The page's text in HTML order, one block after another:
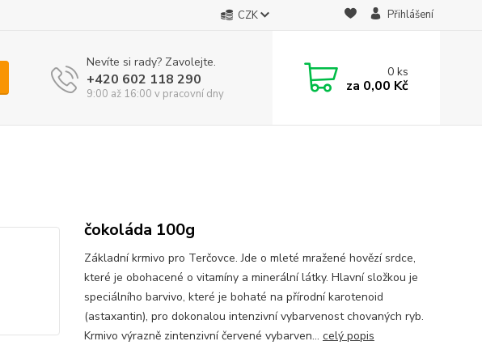
CZK Přihlášení
Nevíte si rady? Zavolejte.
+420 602 118 290
9:00 až 16:00 v pracovní dny
0ks
za 0,00 Kč
čokoláda 100g
Základní krmivo pro Terčovce. Jde o mleté mražené hovězí srdce,
které je obohacené o vitamíny a minerální látky. Hlavní složkou je
speciálního barvivo, které je bohaté na přírodní karotenoid
(astaxantin), pro dokonalou intenzivní vybarvenost chovaných ryb.
Krmivo výrazně zintenzivní červené vybarven... celý popis